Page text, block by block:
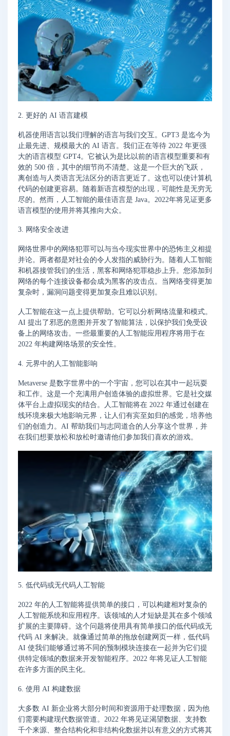
2. 更好的 AI 语言建模
机器使用语言以我们理解的语言与我们交互。GPT3 是迄今为
止最先进、规模最大的 AI 语言。我们正在等待 2022 年更强
大的语言模型 GPT4。它被认为是比以前的语言模型重要和有
效的 500 倍，其中的细节尚不清楚。这是一个巨大的飞跃，
离创造与人类语言无法区分的语言更近了。这也可以使计算机
代码的创建更容易。随着新语言模型的出现，可能性是无穷无
尽的。然而，人工智能的最佳语言是 Java。2022年将见证更多
语言模型的使用并将其推向大众。
3. 网络安全改进
网络世界中的网络犯罪可以与当今现实世界中的恐怖主义相提
并论。两者都是对社会的令人发指的威胁行为。随着人工智能
和机器接管我们的生活，黑客和网络犯罪稳步上升。您添加到
网络的每个连接设备都会成为黑客的攻击点。当网络变得更加
复杂时，漏洞问题变得更加复杂且难以识别。
人工智能在这一点上提供帮助。它可以分析网络流量和模式。
AI 提出了邪恶的意图并开发了智能算法，以保护我们免受设
备上的网络攻击。一些最重要的人工智能应用程序将用于在
2022 年构建网络场景的安全性。
4. 元界中的人工智能影响
Metaverse 是数字世界中的一个宇宙，您可以在其中一起玩耍
和工作。这是一个充满用户创造体验的虚拟世界。它是社交媒
体平台上虚拟现实的结合。人工智能将在 2022 年通过创建在
线环境来极大地影响元界，让人们有宾至如归的感觉，培养他
们的创造力。AI 帮助我们与志同道合的人分享这个世界，并
在我们想要放松和放松时邀请他们参加我们喜欢的游戏。
5. 低代码或无代码人工智能
2022 年的人工智能将提供简单的接口，可以构建相对复杂的
人工智能系统和应用程序。该领域的人才短缺是其在多个领域
扩展的主要障碍。这个问题将使用具有简单接口的低代码或无
代码 AI 来解决。就像通过简单的拖放创建网页一样，低代码
AI 使我们能够通过将不同的预制模块连接在一起并为它们提
供特定领域的数据来开发智能程序。2022 年将见证人工智能
在许多方面的民主化。
6. 使用 AI 构建数据
大多数 AI 新企业将大部分时间和资源用于处理数据，因为他
们需要构建现代数据管道。2022 年将见证渴望数据、支持数
千个来源、整合结构化和非结构化数据并以有意义的方式将其